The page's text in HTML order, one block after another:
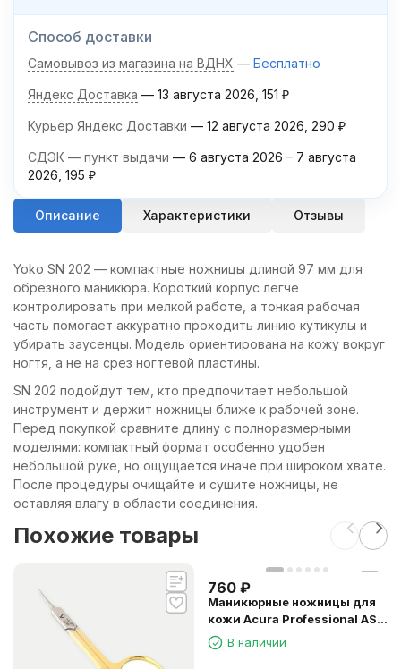
Способ доставки
Самовывоз из магазина на ВДНХ Бесплатно
Яндекс Доставка 13 августа 2026 151 ₽
Курьер Яндекс Доставки 12 августа 2026 290 ₽
СДЭК — пункт выдачи 6 августа 2026 – 7 августа
2026 195 ₽
Описание Характеристики Отзывы
Yoko SN 202 — компактные ножницы длиной 97 мм для
обрезного маникюра. Короткий корпус легче
контролировать при мелкой работе, а тонкая рабочая
часть помогает аккуратно проходить линию кутикулы и
убирать заусенцы. Модель ориентирована на кожу вокруг
ногтя, а не на срез ногтевой пластины.
SN 202 подойдут тем, кто предпочитает небольшой
инструмент и держит ножницы ближе к рабочей зоне.
Перед покупкой сравните длину с полноразмерными
моделями: компактный формат особенно удобен
небольшой руке, но ощущается иначе при широком хвате.
После процедуры очищайте и сушите ножницы, не
оставляя влагу в области соединения.
Похожие товары
760 ₽
Маникюрные ножницы для
кожи Acura Professional AS-
01 В наличии